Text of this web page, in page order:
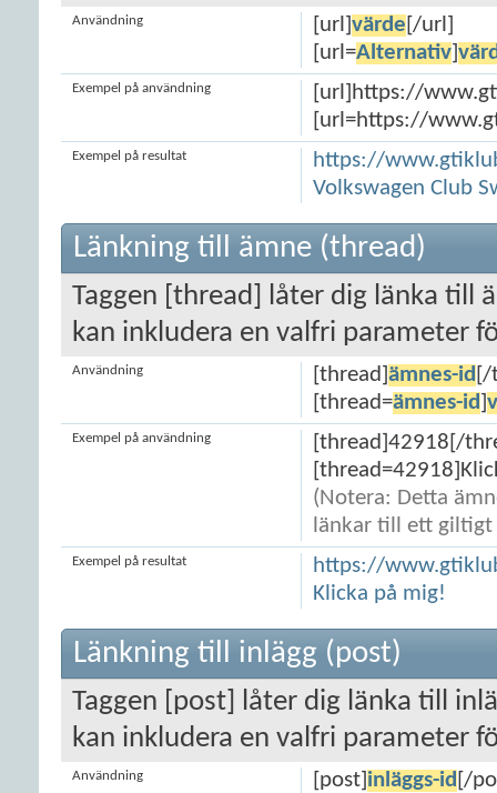
[url] värde [/url]
[url=Alternativ]
Användning
[url]https://
[url=https://
Exempel på användning
https://
Volkswagen Club
Exempel på resultat
Länkning till ämne (thread)
Taggen [thread] låter dig länka till
kan inkludera en valfri parameter
[thread] ämnes-id
[thread=ämnes-id
Användning
[thread]42918[/
(Notera: Detta
länkar till ett giltigt
Exempel på användning
https://
Klicka på mig!
Exempel på resultat
Länkning till inlägg (post)
Taggen [post] låter dig länka till
kan inkludera en valfri parameter
[post] inläggs-id [/
Användning